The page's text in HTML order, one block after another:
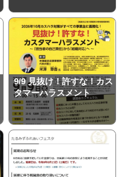
9/9 見抜け！許すな！カス
タマーハラスメント